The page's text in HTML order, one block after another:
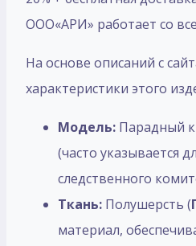
ООО«АРИ» работает со
На основе описаний с
характеристики этого
Модель: Парадный
(часто указывается
следственного
Ткань: Полушерсть (
материал,